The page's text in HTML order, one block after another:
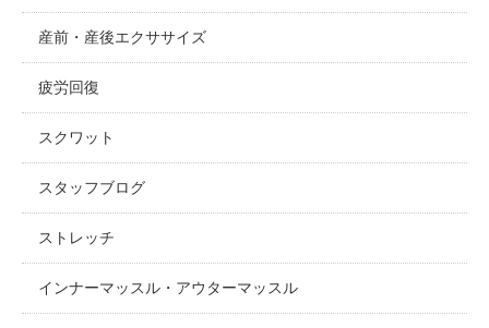
産前・産後エクササイズ
疲労回復
スクワット
スタッフブログ
ストレッチ
インナーマッスル・アウターマッスル